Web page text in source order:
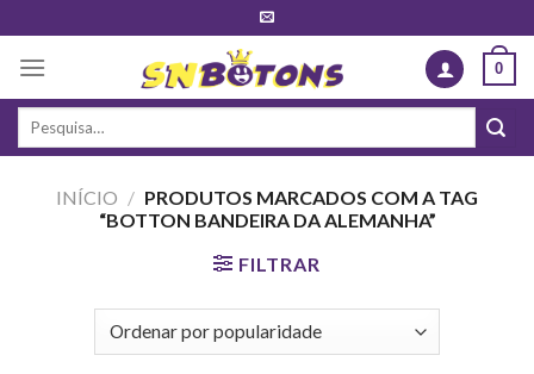
to
content
0
Pesquisar
INÍCIO / PRODUTOS MARCADOS COM A TAG
“BOTTON BANDEIRA DA ALEMANHA”
FILTRAR